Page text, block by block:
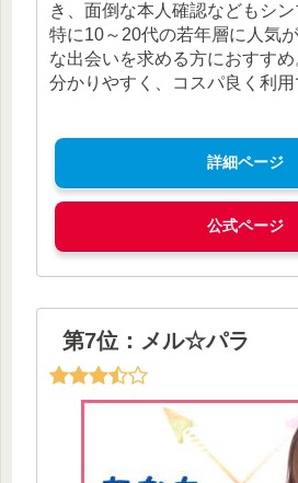
き、面倒な本人確認などもシン
特に10～20代の若年層に人気
な出会いを求める方におすす
分かりやすく、コスパ良く利用
詳細ページ
公式ページ
第7位：メル☆パラ